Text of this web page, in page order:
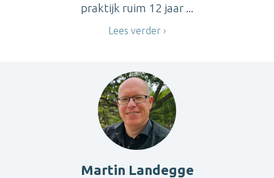
praktijk ruim 12 jaar ...
Lees verder
Martin Landegge